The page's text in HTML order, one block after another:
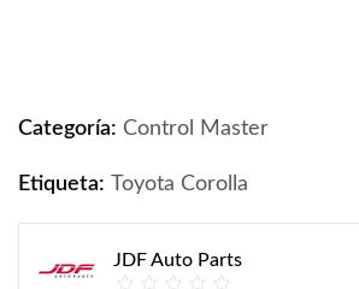
Categoría: Control Master
Etiqueta: Toyota Corolla
JDF Auto Parts